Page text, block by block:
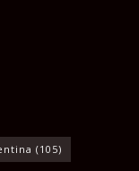
(105)